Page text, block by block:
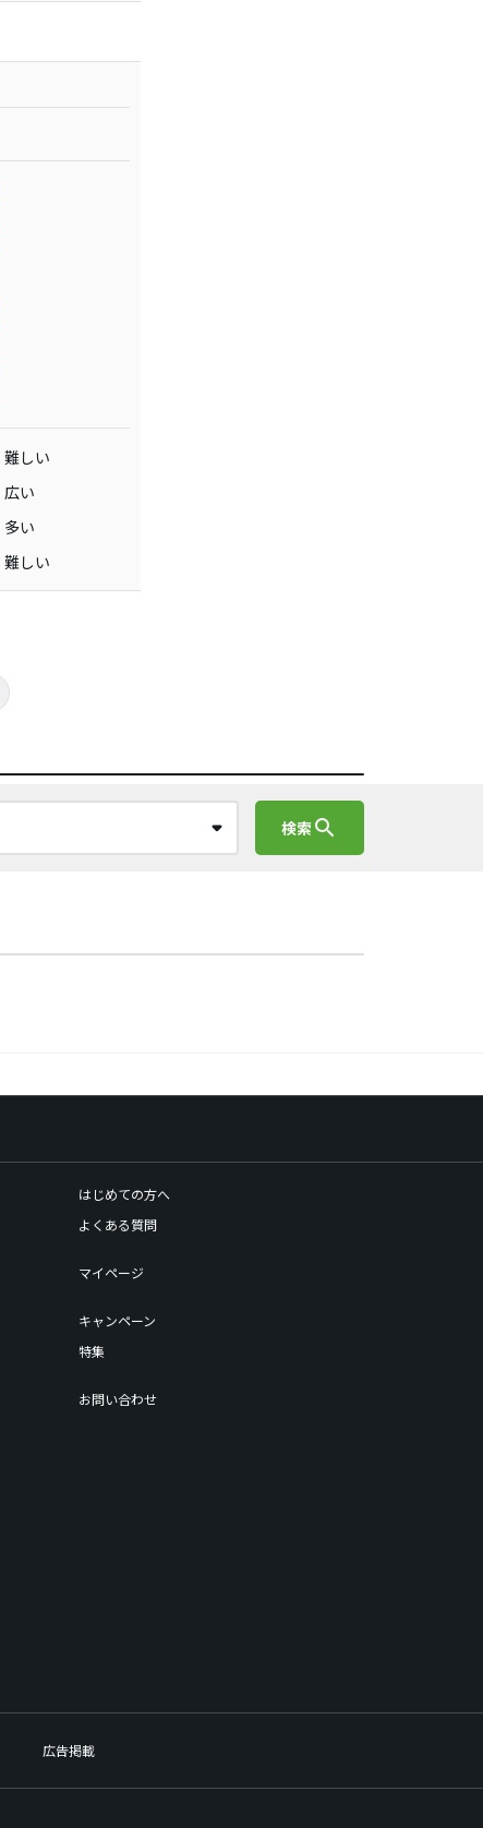
難しい
広い
多い
難しい
検索search
はじめての方へ
よくある質問
マイページ
キャンペーン
特集
お問い合わせ
広告掲載